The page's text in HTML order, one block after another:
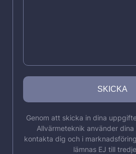
Genom att skicka in dina
Allvärmeteknik använder
kontakta dig och i
lämnas EJ till